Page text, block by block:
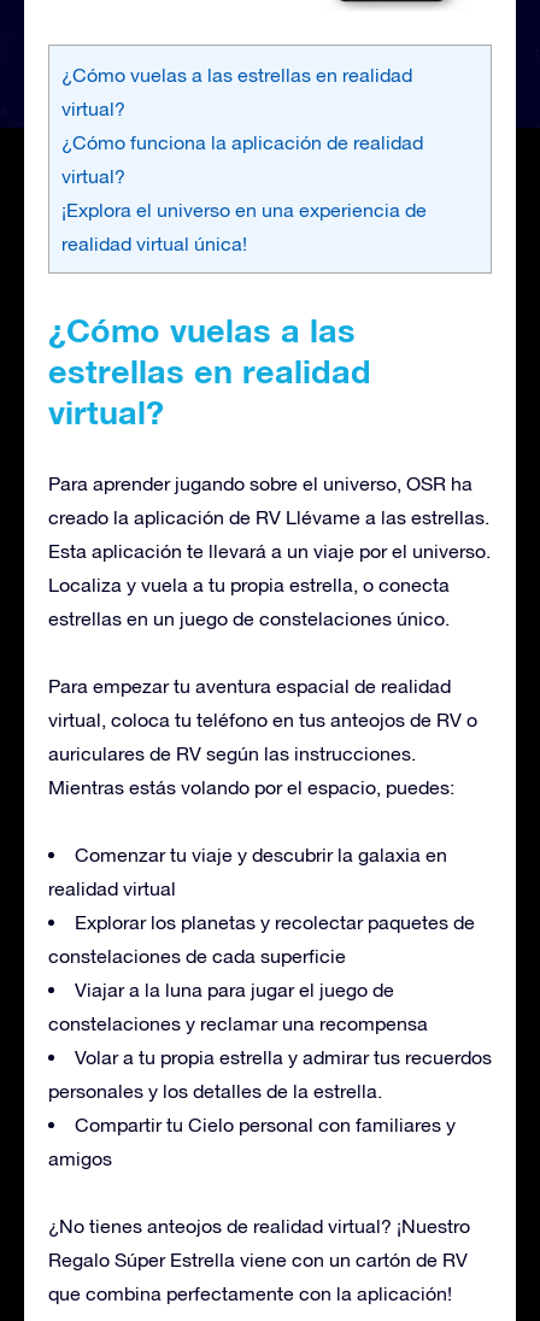
¿Cómo vuelas a las estrellas en realidad
virtual?
¿Cómo funciona la aplicación de realidad
virtual?
¡Explora el universo en una experiencia de
realidad virtual única!
¿Cómo vuelas a las
estrellas en realidad
virtual?
Para aprender jugando sobre el universo, OSR ha
creado la aplicación de RV Llévame a las estrellas.
Esta aplicación te llevará a un viaje por el universo.
Localiza y vuela a tu propia estrella, o conecta
estrellas en un juego de constelaciones único.
Para empezar tu aventura espacial de realidad
virtual, coloca tu teléfono en tus anteojos de RV o
auriculares de RV según las instrucciones.
Mientras estás volando por el espacio, puedes:
Comenzar tu viaje y descubrir la galaxia en
realidad virtual
Explorar los planetas y recolectar paquetes de
constelaciones de cada superficie
Viajar a la luna para jugar el juego de
constelaciones y reclamar una recompensa
Volar a tu propia estrella y admirar tus recuerdos
personales y los detalles de la estrella.
Compartir tu Cielo personal con familiares y
amigos
¿No tienes anteojos de realidad virtual? ¡Nuestro
Regalo Súper Estrella viene con un cartón de RV
que combina perfectamente con la aplicación!